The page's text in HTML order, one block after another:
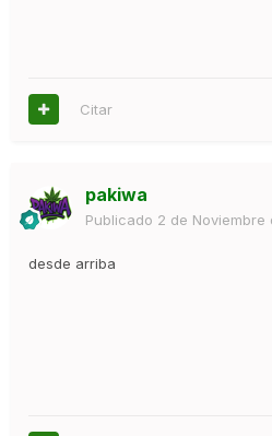
Citar
pakiwa
Publicado 2 de Noviembre
desde arriba